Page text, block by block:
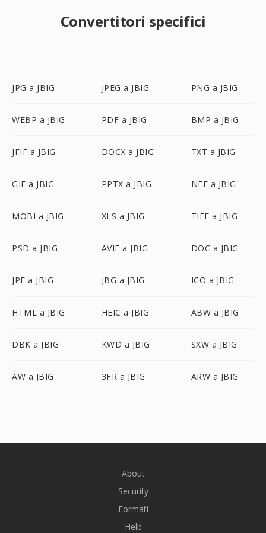
Convertitori specifici
JPG a JBIG JPEG a JBIG PNG a JBIG
WEBP a JBIG PDF a JBIG BMP a JBIG
JFIF a JBIG DOCX a JBIG TXT a JBIG
GIF a JBIG PPTX a JBIG NEF a JBIG
MOBI a JBIG XLS a JBIG TIFF a JBIG
PSD a JBIG AVIF a JBIG DOC a JBIG
JPE a JBIG JBG a JBIG ICO a JBIG
HTML a JBIG HEIC a JBIG ABW a JBIG
DBK a JBIG KWD a JBIG SXW a JBIG
AW a JBIG 3FR a JBIG ARW a JBIG
About
Security
Formati
Help